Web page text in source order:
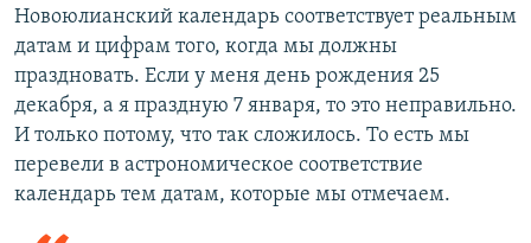
Новоюлианский календарь соответствует реальным
датам и цифрам того, когда мы должны
праздновать. Если у меня день рождения 25
декабря, а я праздную 7 января, то это неправильно.
И только потому, что так сложилось. То есть мы
перевели в астрономическое соответствие
календарь тем датам, которые мы отмечаем.